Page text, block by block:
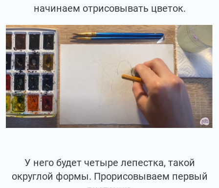
начинаем отрисовывать цветок.
У него будет четыре лепестка, такой
округлой формы. Прорисовываем первый